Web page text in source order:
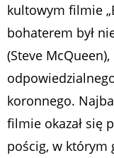
kultowym filmie
bohaterem był
(Steve
koronnego.
filmie okazał się
pościg, w którym